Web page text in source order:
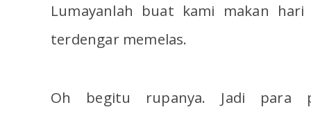
Lumayanlah buat kami makan
terdengar memelas.
Oh begitu rupanya. Jadi para